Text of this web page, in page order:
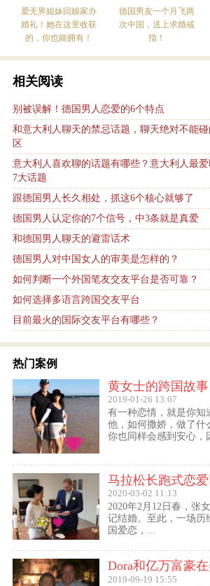
爱无界姐妹回娘家办
婚礼！她在这里收获
的，你也能拥有！
德国男友一个月飞两
次中国，送上求婚戒
指！
相关阅读
别被误解！德国男人恋爱的6个特点
和意大利人聊天的禁忌话题，聊天绝对不能
区
意大利人喜欢聊的话题有哪些？意大利人最爱
7大话题
跟德国男人长久相处，抓这6个核心就够了
德国男人认定你的7个信号，中3条就是真爱
和德国男人聊天的避雷话术
德国男人对中国女人的审美是怎样的？
如何判断一个外国笔友交友平台是否可靠？
如何选择多语言跨国交友平台
目前最火的国际交友平台有哪些？
热门案例
2019-01-26 13:07
有一种恋情，就是你知
他，如何撒娇，做了什
你也同样会感到安心，
2020-03-02 11:13
2020年2月12日春，张
记结婚。至此，一场历
国爱恋，...
Dora和亿万富豪
2019-09-19 15:55